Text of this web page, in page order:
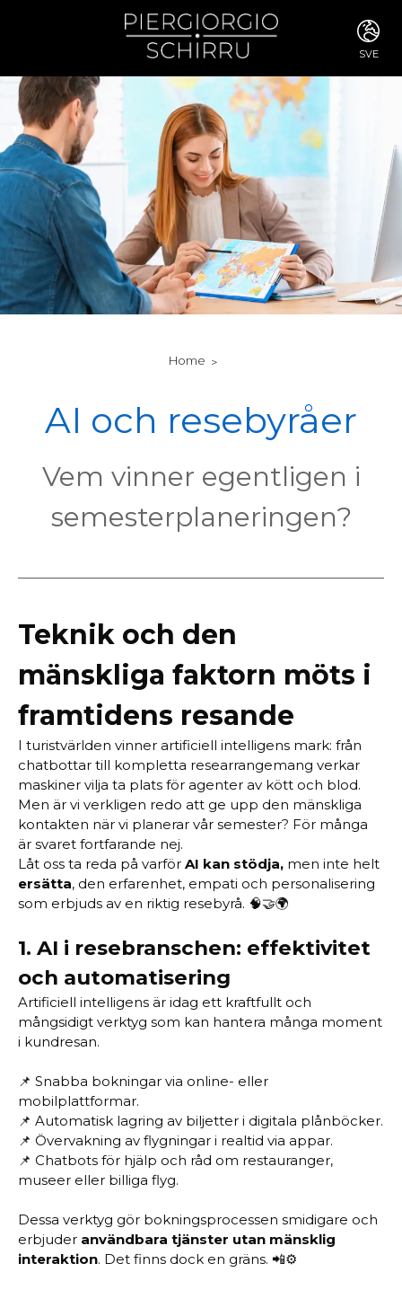
SVE
SVE
POR
ARA
DUT
KOR
Home
AI och resebyråer
Vem vinner egentligen i
semesterplaneringen?
Teknik och den
mänskliga faktorn möts i
framtidens resande
I turistvärlden vinner artificiell intelligens mark: från
chatbottar till kompletta researrangemang verkar
maskiner vilja ta plats för agenter av kött och blod.
Men är vi verkligen redo att ge upp den mänskliga
kontakten när vi planerar vår semester? För många
är svaret fortfarande nej.
Låt oss ta reda på varför AI kan stödja, men inte helt
ersätta, den erfarenhet, empati och personalisering
som erbjuds av en riktig resebyrå. 🧠🤝🌍
1. AI i resebranschen: effektivitet
och automatisering
Artificiell intelligens är idag ett kraftfullt och
mångsidigt verktyg som kan hantera många moment
i kundresan.
📌 Snabba bokningar via online- eller
mobilplattformar.
📌 Automatisk lagring av biljetter i digitala plånböcker.
📌 Övervakning av flygningar i realtid via appar.
📌 Chatbots för hjälp och råd om restauranger,
museer eller billiga flyg.
Dessa verktyg gör bokningsprocessen smidigare och
erbjuder användbara tjänster utan mänsklig
interaktion. Det finns dock en gräns. 📲⚙️